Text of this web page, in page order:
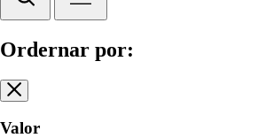
Ordernar por:
Valor